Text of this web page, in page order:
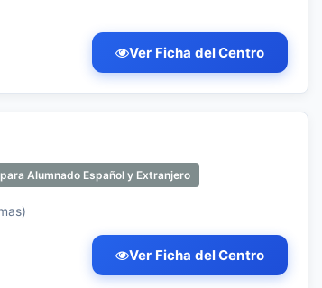
Ver Ficha del Centro
Alumnado Español y Extranjero
Ver Ficha del Centro